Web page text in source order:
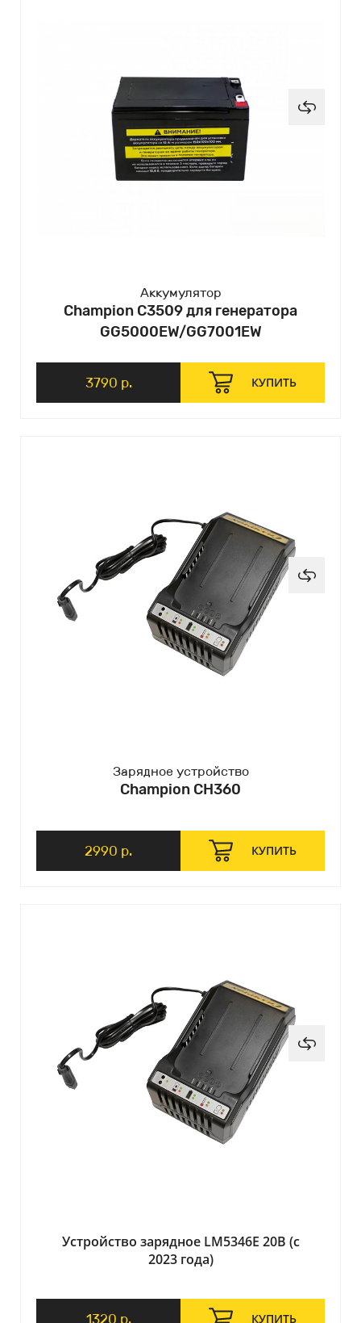
Аккумулятор
Champion C3509 для генератора
GG5000EW/GG7001EW
3790 р. КУПИТЬ
Зарядное устройство
Champion CH360
2990 р. КУПИТЬ
Устройство зарядное LM5346E 20В (с
2023 года)
1320 р. КУПИТЬ